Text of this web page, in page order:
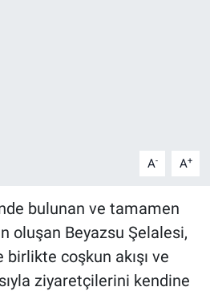
A- A+
bulunan ve tamamen
oluşan Beyazsu Şelalesi,
coşkun akışı ve
ziyaretçilerini kendine